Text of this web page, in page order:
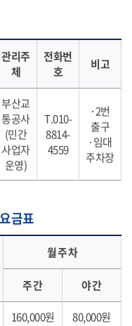
관리주
체
전화번
호
비고
부산교
통공사
(민간
사업자
운영)
T.010-
8814-
4559
·2번
출구
·임대
주차장
금표
월 주 차
주 간 야 간
160,000원
80,000원